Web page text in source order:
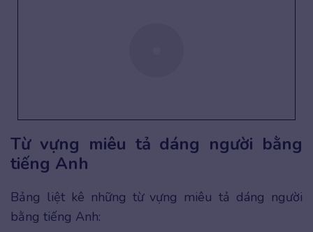
Từ vựng miêu tả dáng người bằng
tiếng Anh
Bảng liệt kê những từ vựng miêu tả dáng người
bằng tiếng Anh: